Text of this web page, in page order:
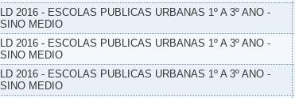
2016 - ESCOLAS PUBLICAS URBANAS 1º A 3º ANO -
MEDIO
2016 - ESCOLAS PUBLICAS URBANAS 1º A 3º ANO -
MEDIO
2016 - ESCOLAS PUBLICAS URBANAS 1º A 3º ANO -
MEDIO